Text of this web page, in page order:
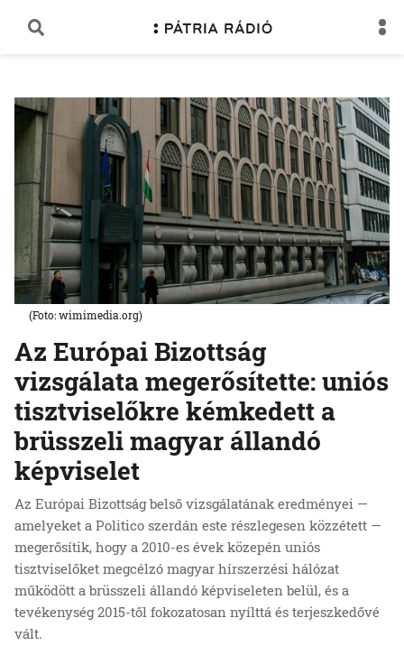
Az Európai Bizottság
vizsgálata megerősítette: uniós
tisztviselőkre kémkedett a
brüsszeli magyar állandó
képviselet
Az Európai Bizottság belső vizsgálatának eredményei —
amelyeket a Politico szerdán este részlegesen közzétett —
megerősítik, hogy a 2010-es évek közepén uniós
tisztviselőket megcélzó magyar hírszerzési hálózat
működött a brüsszeli állandó képviseleten belül, és a
tevékenység 2015-től fokozatosan nyílttá és terjeszkedővé
vált.
(Foto: wimimedia.org)